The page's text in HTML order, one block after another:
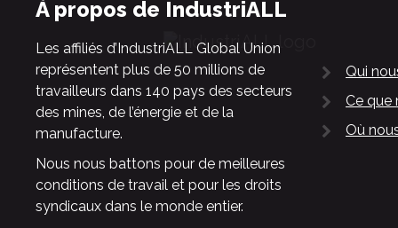
Á propos de IndustriALL
Les affiliés d’IndustriALL Global Union
représentent plus de 50 millions de
travailleurs dans 140 pays des secteurs
des mines, de l’énergie et de la
manufacture.
Nous nous battons pour de meilleures
conditions de travail et pour les droits
syndicaux dans le monde entier.
Qui
Ce que
Où